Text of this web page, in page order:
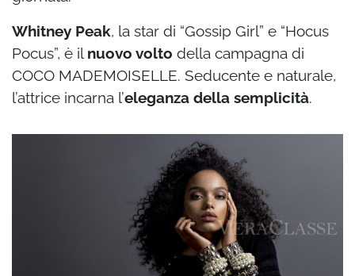
Whitney Peak, la star di “Gossip Girl” e “Hocus
Pocus”, è il nuovo volto della campagna di
COCO MADEMOISELLE. Seducente e naturale,
l’attrice incarna l’eleganza della semplicità.